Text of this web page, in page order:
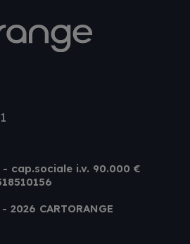
- cap.sociale i.v. 90.000 €
CARTORANGE